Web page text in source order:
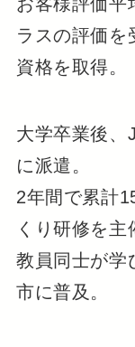
ラスの評価を
資格を取得。
大学卒業後、
に派遣。
2年間で累計
くり研修を主
教員同士が学
市に普及。​​